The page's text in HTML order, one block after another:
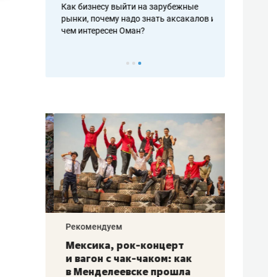
Как бизнесу выйти на зарубежные
рынки, почему надо знать аксакалов и
чем интересен Оман?
Рекомендуем
Мексика, рок-концерт
и вагон с чак-чаком: как
в Менделеевске прошла